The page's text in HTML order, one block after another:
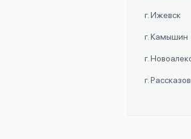
г. Ижевск
г. Камышин
г.
г.